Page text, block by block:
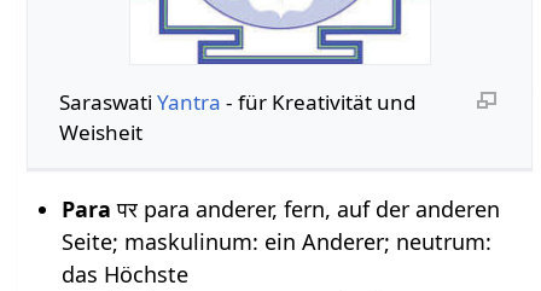
Saraswati Yantra - für Kreativität und
Weisheit
Para पर para anderer, fern, auf der anderen
Seite; maskulinum: ein Anderer; neutrum:
das Höchste